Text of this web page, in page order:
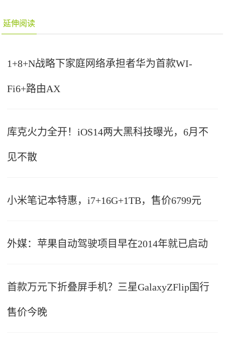
延伸阅读
1+8+N战略下家庭网络承担者华为首款WI-
Fi6+路由AX
库克火力全开！iOS14两大黑科技曝光，6月不
见不散
小米笔记本特惠，i7+16G+1TB，售价6799元
外媒：苹果自动驾驶项目早在2014年就已启动
首款万元下折叠屏手机？三星GalaxyZFlip国行
售价今晚